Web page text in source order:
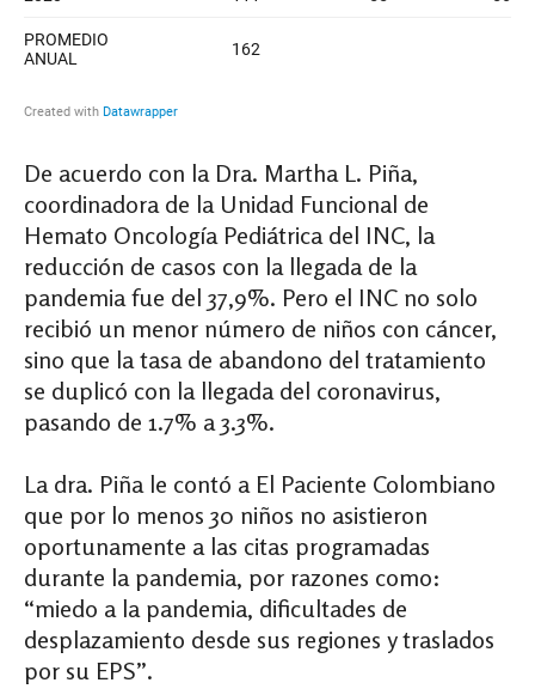
De acuerdo con la Dra. Martha L. Piña,
coordinadora de la Unidad Funcional de
Hemato Oncología Pediátrica del INC, la
reducción de casos con la llegada de la
pandemia fue del 37,9%. Pero el INC no solo
recibió un menor número de niños con cáncer,
sino que la tasa de abandono del tratamiento
se duplicó con la llegada del coronavirus,
pasando de 1.7% a 3.3%.
La dra. Piña le contó a El Paciente Colombiano
que por lo menos 30 niños no asistieron
oportunamente a las citas programadas
durante la pandemia, por razones como:
“miedo a la pandemia, dificultades de
desplazamiento desde sus regiones y traslados
por su EPS”.